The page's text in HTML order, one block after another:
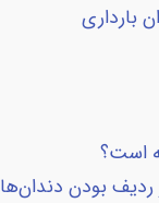
است؟
بودن دندان‌ها